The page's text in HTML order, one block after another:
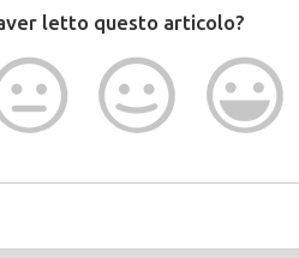
letto questo articolo?